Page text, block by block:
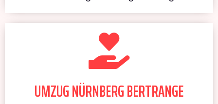
UMZUG NÜRNBERG BERTRANGE